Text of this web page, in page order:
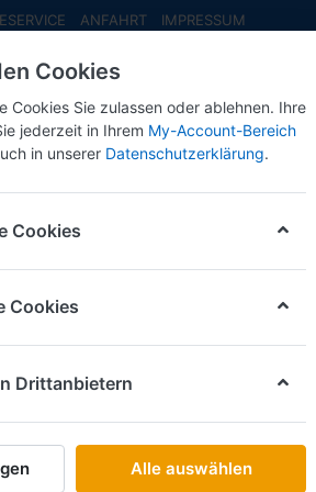
ANFAHRT IMPRESSUM
NEUHEITEN
Cookies
Cookies Sie zulassen oder ablehnen. Ihre
jederzeit in Ihrem My-Account-Bereich
in unserer Datenschutzerklärung.
Cookies
Cookies
Drittanbietern
Alle auswählen